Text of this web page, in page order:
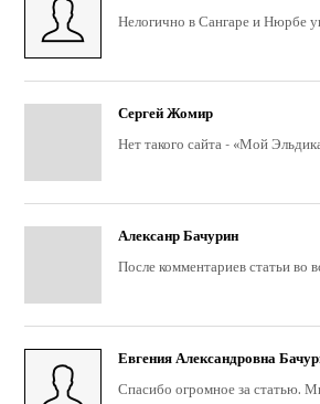
Нелогично в Сангаре и Нюрбе
Сергей Жомир
Нет такого сайта - «Мой
Алексанр Бачурин
После комментариев статьи во
Евгения Александровна
Спасибо огромное за статью.